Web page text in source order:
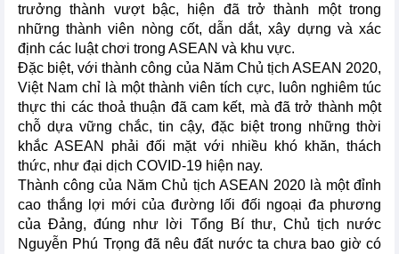
trưởng thành vượt bậc, hiện đã trở thành một trong
những thành viên nòng cốt, dẫn dắt, xây dựng và xác
định các luật chơi trong ASEAN và khu vực.
Đặc biệt, với thành công của Năm Chủ tịch ASEAN 2020,
Việt Nam chỉ là một thành viên tích cực, luôn nghiêm túc
thực thi các thoả thuận đã cam kết, mà đã trở thành một
chỗ dựa vững chắc, tin cậy, đặc biệt trong những thời
khắc ASEAN phải đối mặt với nhiều khó khăn, thách
thức, như đại dịch COVID-19 hiện nay.
Thành công của Năm Chủ tịch ASEAN 2020 là một đỉnh
cao thắng lợi mới của đường lối đối ngoại đa phương
của Đảng, đúng như lời Tổng Bí thư, Chủ tịch nước
Nguyễn Phú Trọng đã nêu đất nước ta chưa bao giờ có